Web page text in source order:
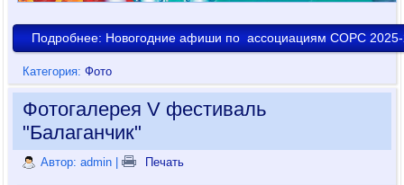
Подробнее: Новогодние афиши по ассоциациям СОРС 2025-
Категория:Фото
Фотогалерея V фестиваль
"Балаганчик"
Автор: admin | Печать